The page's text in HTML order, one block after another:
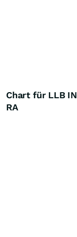
Chart für LLB
RA